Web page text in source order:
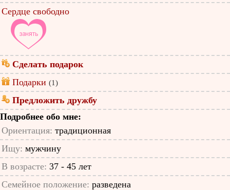
Сердце свободно
Сделать подарок
Подарки (1)
Предложить дружбу
Подробнее обо мне:
Ориентация: традиционная
Ищу: мужчину
В возрасте: 37 - 45 лет
Семейное положение: разведена